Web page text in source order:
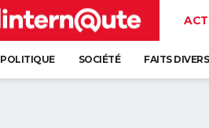
POLITIQUE SOCIÉTÉ FAITS DIVERS